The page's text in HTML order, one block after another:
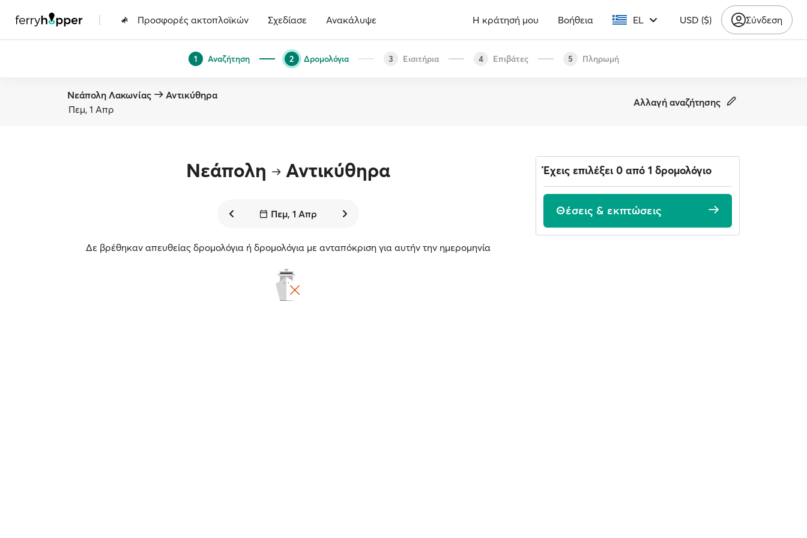
| Προσφορές ακτοπλοϊκών Σχεδίασε Ανακάλυψε Η κράτησή μου Βοήθεια EL USD ($) Σύνδεση
1 Αναζήτηση 2 Δρομολόγια 3 Εισιτήρια 4 Επιβάτες 5 Πληρωμή
Νεάπολη Λακωνίας
Αντικύθηρα
Πεμ, 1 Απρ
Αλλαγή αναζήτησης
Νεάπολη Αντικύθηρα
Πεμ, 1 Απρ
Δε βρέθηκαν απευθείας δρομολόγια ή δρομολόγια με ανταπόκριση για αυτήν την ημερομηνία
Έχεις επιλέξει 0 από 1 δρομολόγιο
Θέσεις & εκπτώσεις